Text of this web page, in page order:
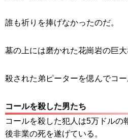
誰も祈りを捧げなかったのだ。
墓の上には磨かれた花崗岩の巨大
殺された弟ピーターを偲んでコー
コールを殺した男たち
コールを殺した犯人は5万ドルの
後非業の死を遂げている。